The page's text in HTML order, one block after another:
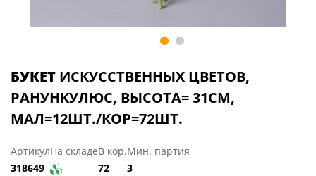
БУКЕТ ИСКУССТВЕННЫХ ЦВЕТОВ,
РАНУНКУЛЮС, ВЫСОТА= 31СМ,
МАЛ=12ШТ./КОР=72ШТ.
Артикул
318649
На складеВ кор.
72
Мин. партия
3